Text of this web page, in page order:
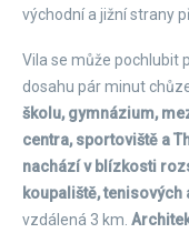
východní a jižní strany
Vila se může pochlubit
dosahu pár minut
školu, gymnázium,
centra, sportoviště a
nachází v blízkosti
koupaliště,
vzdálená 3 km.